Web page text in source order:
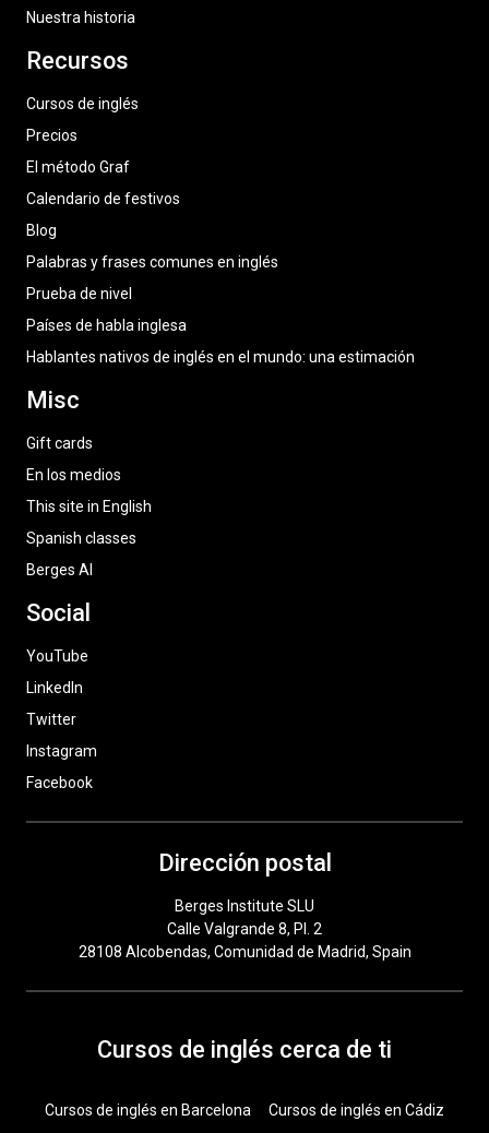
Nuestra historia
Recursos
Cursos de inglés
Precios
El método Graf
Calendario de festivos
Blog
Palabras y frases comunes en inglés
Prueba de nivel
Países de habla inglesa
Hablantes nativos de inglés en el mundo: una estimación
Misc
Gift cards
En los medios
This site in English
Spanish classes
Berges AI
Social
YouTube
LinkedIn
Twitter
Instagram
Facebook
Dirección postal
Berges Institute SLU
Calle Valgrande 8, Pl. 2
28108 Alcobendas, Comunidad de Madrid, Spain
Cursos de inglés cerca de ti
Cursos de inglés en Barcelona Cursos de inglés en Cádiz